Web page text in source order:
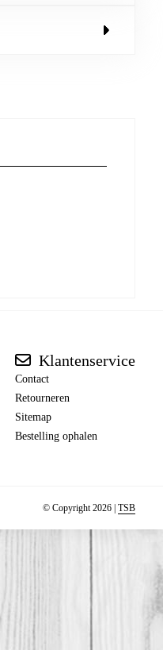
Klantenservice
Contact
Retourneren
Sitemap
Bestelling ophalen
© Copyright 2026 | TSB